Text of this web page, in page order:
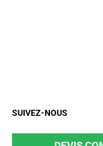
SUIVEZ-NOUS